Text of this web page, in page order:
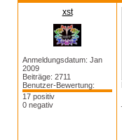
xst
Anmeldungsdatum: Jan
2009
Beiträge: 2711
Benutzer-Bewertung:
17 positiv
0 negativ